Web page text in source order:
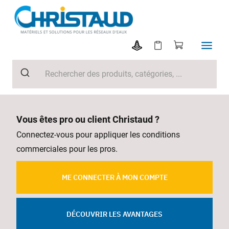
Vous êtes pro ou client Christaud ?
Connectez-vous pour appliquer les conditions
commerciales pour les pros.
ME CONNECTER À MON COMPTE
DÉCOUVRIR LES AVANTAGES